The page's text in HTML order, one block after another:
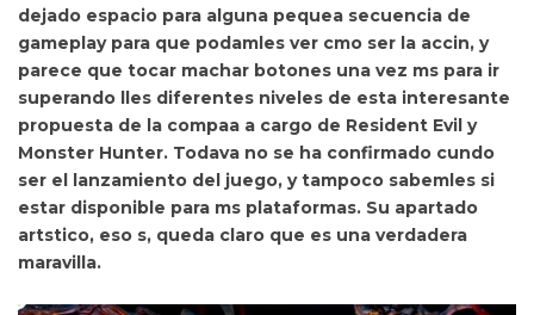
dejado espacio para alguna pequea secuencia de
gameplay para que podamles ver cmo ser la accin, y
parece que tocar machar botones una vez ms para ir
superando lles diferentes niveles de esta interesante
propuesta de la compaa a cargo de Resident Evil y
Monster Hunter. Todava no se ha confirmado cundo
ser el lanzamiento del juego, y tampoco sabemles si
estar disponible para ms plataformas. Su apartado
artstico, eso s, queda claro que es una verdadera
maravilla.